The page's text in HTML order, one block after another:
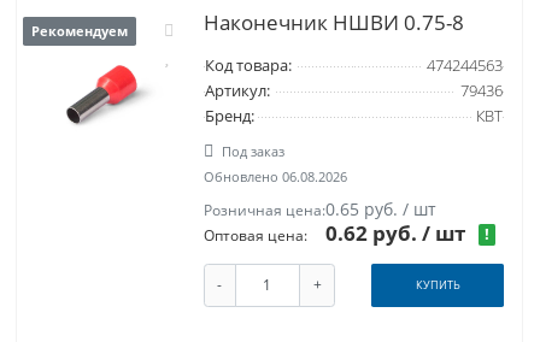
Рекомендуем Наконечник НШВИ 0.75-8
Код товара:
474244563
Артикул:
79436
Бренд:
КВТ
Под заказ
Обновлено 06.08.2026
Розничная цена:0.65 руб. / шт
Оптовая цена: 0.62 руб./ шт !
- + КУПИТЬ